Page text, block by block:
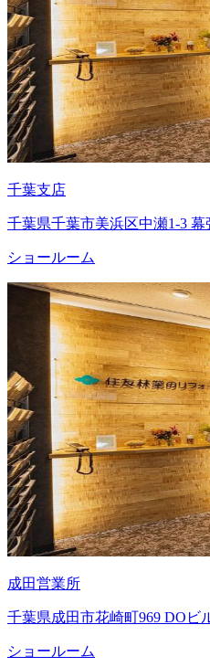
千葉支店
千葉県千葉市美浜区中瀬1-3
ショールーム
成田営業所
千葉県成田市花崎町969 DOビ
ショールーム